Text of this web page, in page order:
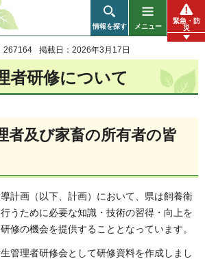
情報を探す メニュー
緊急・防
災
267164 掲載日：2026年3月17日
者研修について
者及び家畜の所有者の皆
計画（以下、計画）において、県は飼養衛
うために必要な知識・技術の習得・向上を
修の機会を提供することとなっています。
管理者研修会として研修資料を作成しまし